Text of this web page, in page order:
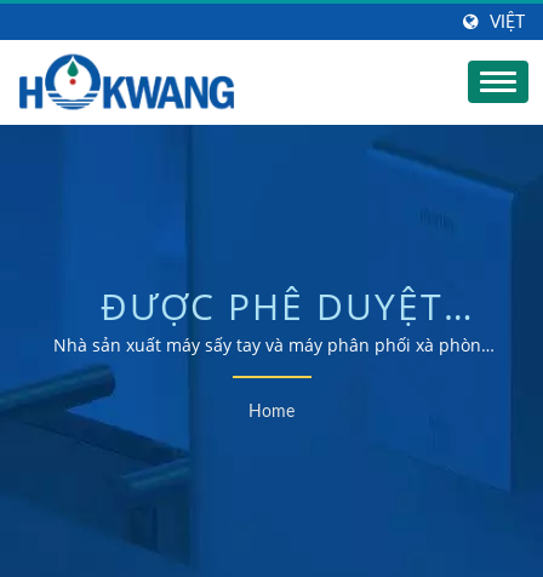
VIỆT
ĐƯỢC PHÊ DUYỆT
UKCATÌM KIẾM | NHÀ
SẢN XUẤT MÁY PHÂN
PHỐI XÀ PHÒNG TỰ
ĐỘNG | HOKWANG
Nhà sản xuất máy sấy tay và máy phân phối xà phòng
đạt chứng nhận ISO 9001 & 14001
Home